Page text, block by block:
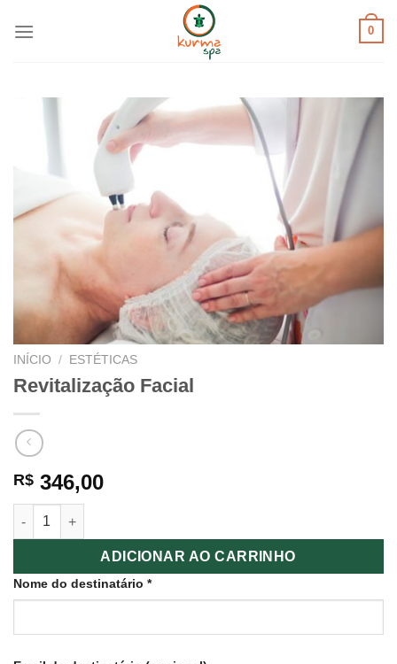
0
INÍCIO / ESTÉTICAS
Revitalização Facial
R$ 346,00
Revitalização Facial quantidade
ADICIONAR AO CARRINHO
Nome do destinatário *